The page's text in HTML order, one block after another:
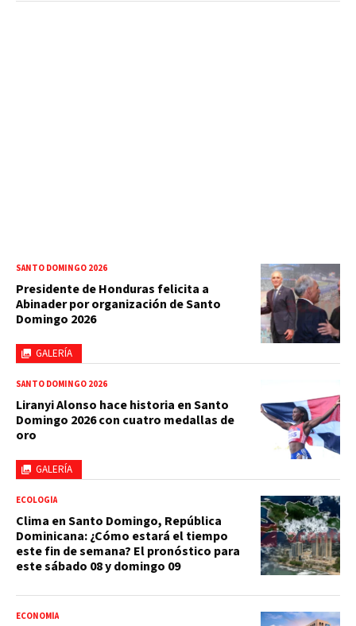
GALERÍA
SANTO DOMINGO 2026
Presidente de Honduras felicita a
Abinader por organización de Santo
Domingo 2026
GALERÍA
SANTO DOMINGO 2026
Liranyi Alonso hace historia en Santo
Domingo 2026 con cuatro medallas de
oro
ECOLOGÍA
Clima en Santo Domingo, República
Dominicana: ¿Cómo estará el tiempo
este fin de semana? El pronóstico para
este sábado 08 y domingo 09
ECONOMÍA